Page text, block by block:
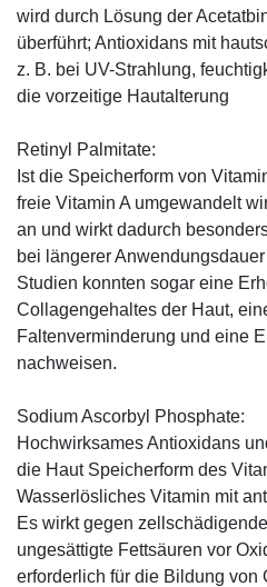
wird durch Lösung der
überführt; Antioxidans mit
z. B. bei UV-Strahlung,
die vorzeitige Hautalterung
Retinyl Palmitate:
Ist die Speicherform von
freie Vitamin A umgewandelt
an und wirkt dadurch
bei längerer
Studien konnten sogar eine
Collagengehaltes der Haut,
Faltenverminderung und eine
nachweisen.
Sodium Ascorbyl Phosphate:
Hochwirksames Antioxidans
die Haut Speicherform des
Wasserlösliches Vitamin mit
Es wirkt gegen
ungesättigte Fettsäuren vor
erforderlich für die Bildung von